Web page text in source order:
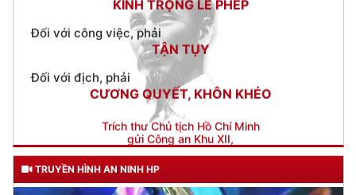
Đối với địch, phải
CƯƠNG QUYẾT, KHÔN KHÉO
Trích thư Chủ tịch Hồ Chí Minh
gửi Công an Khu XII,
ngày 11 tháng 3 năm 1948.
TRUYỀN HÌNH AN NINH HP